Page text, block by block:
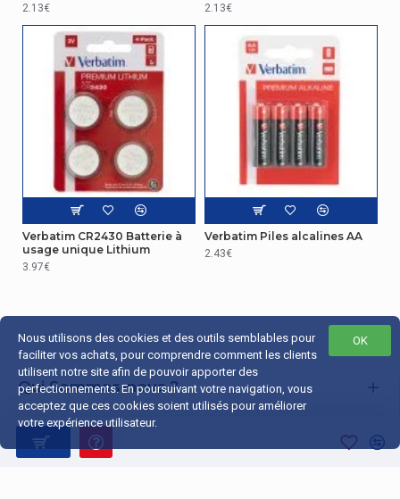
2.13€ 2.13€
Verbatim CR2430 Batterie à
usage unique Lithium
3.97€
Verbatim Piles alcalines AA
2.43€
Qui Sommes-nous ?
Liens Utiles
OK
Nous utilisons des cookies et des outils semblables pour
faciliter vos achats, pour comprendre comment les clients
utilisent notre site afin de pouvoir apporter des
perfectionnements. En poursuivant votre navigation, vous
acceptez que ces cookies soient utilisés pour améliorer
votre expérience utilisateur.